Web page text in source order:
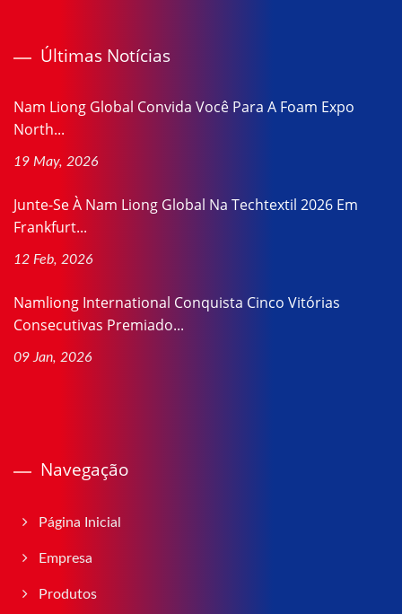
Últimas Notícias
Nam Liong Global Convida Você Para A Foam Expo
North...
19 May, 2026
Junte-Se À Nam Liong Global Na Techtextil 2026 Em
Frankfurt...
12 Feb, 2026
Namliong International Conquista Cinco Vitórias
Consecutivas Premiado...
09 Jan, 2026
Navegação
Página Inicial
Empresa
Produtos